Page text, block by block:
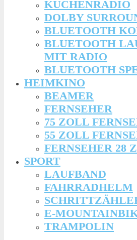
KÜCHENRADIO
DOLBY
BLUETOOTH
BLUETOOTH
MIT RADIO
BLUETOOTH
HEIMKINO
BEAMER
FERNSEHER
75 ZOLL
55 ZOLL
FERNSEHER 28
SPORT
LAUFBAND
FAHRRADHELM
E-
TRAMPOLIN